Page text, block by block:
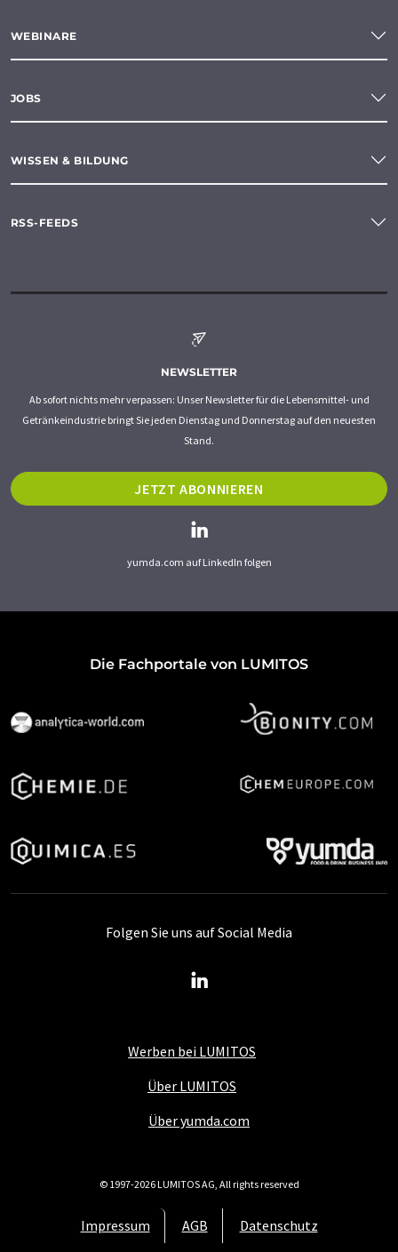
WEBINARE
JOBS
WISSEN & BILDUNG
RSS-FEEDS
NEWSLETTER
Ab sofort nichts mehr verpassen: Unser Newsletter für die Lebensmittel- und
Getränkeindustrie bringt Sie jeden Dienstag und Donnerstag auf den neuesten
Stand.
JETZT ABONNIEREN
yumda.com auf LinkedIn folgen
Die Fachportale von LUMITOS
Werben bei LUMITOS
Über LUMITOS
Über yumda.com
Impressum AGB Datenschutz
Folgen Sie uns auf Social Media
© 1997-2026 LUMITOS AG, All rights reserved